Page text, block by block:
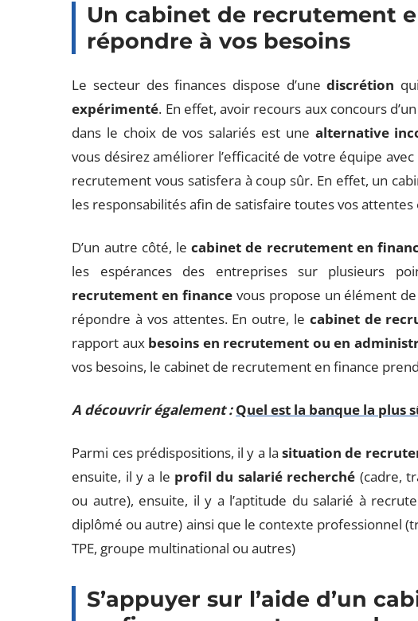
Un cabinet de recrutement
répondre à vos besoins
Le secteur des finances dispose d’unediscrétion
expérimenté. En effet, avoir recours aux concours
dans le choix de vos salariés est une alternative
vous désirez améliorer l’efficacité de votre équipe
recrutement vous satisfera à coup sûr. En effet, un
les responsabilités afin de satisfaire toutes vos
D’un autre côté, lecabinet de recrutement en
les espérances des entreprises sur plusieurs
recrutement en finance vous propose un élément
répondre à vos attentes. En outre, le cabinet de
rapport aux besoins en recrutement ou en
vos besoins, le cabinet de recrutement en finance
A découvrir également : Quel est la banque la plus
Parmi ces prédispositions, il y a lasituation de
ensuite, il y a le profil du salarié recherché (cadre,
ou autre), ensuite, il y a l’aptitude du salarié à
diplômé ou autre) ainsi que le contexte professionnel
TPE, groupe multinational ou autres)
S’appuyer sur l’aide d’un